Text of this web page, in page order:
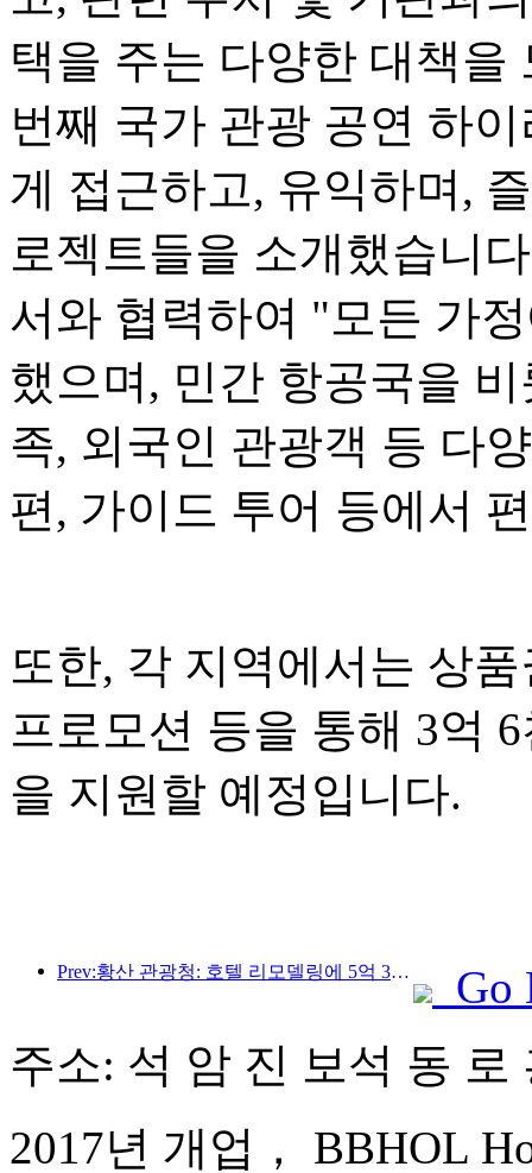
택을 주는 다양한 대책을
번째 국가 관광 공연 하
게 접근하고, 유익하며,
로젝트들을 소개했습니
서와 협력하여 "모든 가
했으며, 민간 항공국을
족, 외국인 관광객 등 다
편, 가이드 투어 등에서
또한, 각 지역에서는 상
프로모션 등을 통해 3억
을 지원할 예정입니다.
Prev:황산 관광청: 호텔 리모델링에 5억 3천만 위안 투자 계획
Go
주소: 석 암 진 보석 동 로
2017년 개업， BBHOL